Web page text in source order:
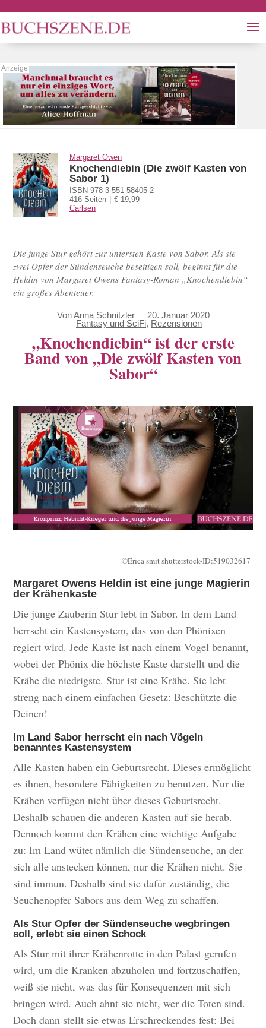
Margaret Owen
Knochendiebin (Die zwölf Kasten von
Sabor 1)
ISBN 978-3-551-58405-2
416 Seiten
€ 19,99
Carlsen
Die junge Stur gehört zur untersten Kaste von Sabor. Als sie
zwei Opfer der Sündenseuche beseitigen soll, beginnt für die
Heldin von Margaret Owens Fantasy-Roman „Knochendiebin“
ein großes Abenteuer.
VonAnna Schnitzler
20. Januar 2020
Fantasy und SciFi, Rezensionen
„Knochendiebin“ ist der erste
Band von „Die zwölf Kasten von
Sabor“
©Erica smit shutterstock-ID:519032617
Margaret Owens Heldin ist eine junge Magierin
der Krähenkaste
Die junge Zauberin Stur lebt in Sabor. In dem Land
herrscht ein Kastensystem, das von den Phönixen
regiert wird. Jede Kaste ist nach einem Vogel benannt,
wobei der Phönix die höchste Kaste darstellt und die
Krähe die niedrigste. Stur ist eine Krähe. Sie lebt
streng nach einem einfachen Gesetz: Beschützte die
Deinen!
Im Land Sabor herrscht ein nach Vögeln
benanntes Kastensystem
Alle Kasten haben ein Geburtsrecht. Dieses ermöglicht
es ihnen, besondere Fähigkeiten zu benutzen. Nur die
Krähen verfügen nicht über dieses Geburtsrecht.
Deshalb schauen die anderen Kasten auf sie herab.
Dennoch kommt den Krähen eine wichtige Aufgabe
zu: Im Land wütet nämlich die Sündenseuche, an der
sich alle anstecken können, nur die Krähen nicht. Sie
sind immun. Deshalb sind sie dafür zuständig, die
Seuchenopfer Sabors aus dem Weg zu schaffen.
Als Stur Opfer der Sündenseuche wegbringen
soll, erlebt sie einen Schock
Als Stur mit ihrer Krähenrotte in den Palast gerufen
wird, um die Kranken abzuholen und fortzuschaffen,
weiß sie nicht, was das für Konsequenzen mit sich
bringen wird. Auch ahnt sie nicht, wer die Toten sind.
Doch dann stellt sie etwas Erschreckendes fest: Bei